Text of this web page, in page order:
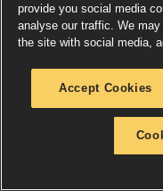
erscheinen, ist das
provide you social media
analyse our traffic. We
the site with social media,
Accept Cookies